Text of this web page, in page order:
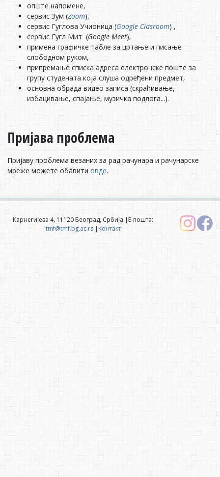
опште напомене,
сервис Зум (Zoom),
сервис Гуглова Учионица (Google Clasroom) ,
сервис Гугл Мит (Google Meet),
примена графичке табле за цртање и писање
слободном руком,
припремање списка адреса електронске поште за
групу студената која слуша одређени предмет,
основна обрада видео записа (скраћивање,
избацивање, спајање, музичка подлога...).
Пријава проблема
Пријаву проблема везаних за рад рачунара и рачунарске
мреже можете обавити овде.
Карнегијева 4, 11120 Београд, Србија |Е-пошта:
tmf@tmf.bg.ac.rs| Контакт